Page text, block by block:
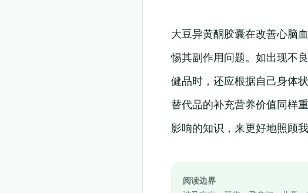
大豆异黄酮胶囊在改善心脑
惕其副作用问题。如出现不
健品时，还应根据自己身体
替代品的补充营养价值同样
影响的知识，来更好地照顾我
阅读边界